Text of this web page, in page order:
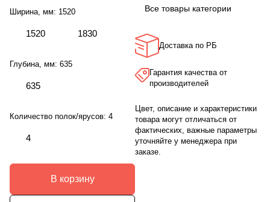
Ширина, мм: 1520
1520 1830
Глубина, мм: 635
635
Количество полок/ярусов: 4
4
В корзину
Все товары категории
Доставка по РБ
Гарантия качества от
производителей
Цвет, описание и характеристики
товара могут отличаться от
фактических, важные параметры
уточняйте у менеджера при
заказе.